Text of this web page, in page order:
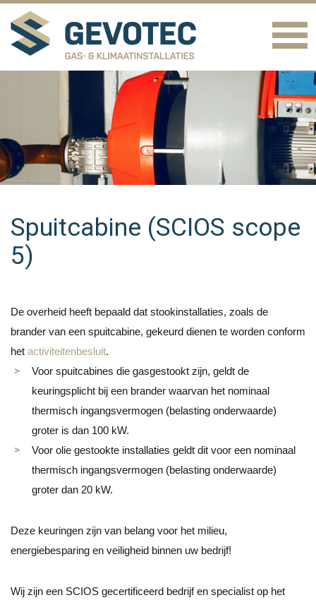
Spuitcabine (SCIOS scope
5)
De overheid heeft bepaald dat stookinstallaties, zoals de
brander van een spuitcabine, gekeurd dienen te worden conform
het activiteitenbesluit.
Voor spuitcabines die gasgestookt zijn, geldt de
keuringsplicht bij een brander waarvan het nominaal
thermisch ingangsvermogen (belasting onderwaarde)
groter is dan 100 kW.
Voor olie gestookte installaties geldt dit voor een nominaal
thermisch ingangsvermogen (belasting onderwaarde)
groter dan 20 kW.
Deze keuringen zijn van belang voor het milieu,
energiebesparing en veiligheid binnen uw bedrijf!
Wij zijn een SCIOS gecertificeerd bedrijf en specialist op het